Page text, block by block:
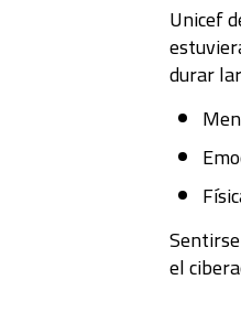
Unicef
durar
el